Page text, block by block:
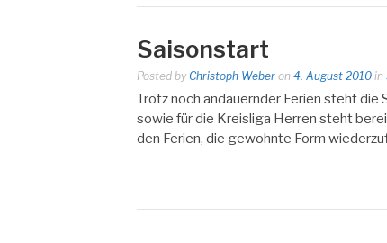
Saisonstart
Posted by Christoph Weber on 4. August 2010 in
Trotz noch andauernder Ferien steht die
sowie für die Kreisliga Herren steht
den Ferien, die gewohnte Form